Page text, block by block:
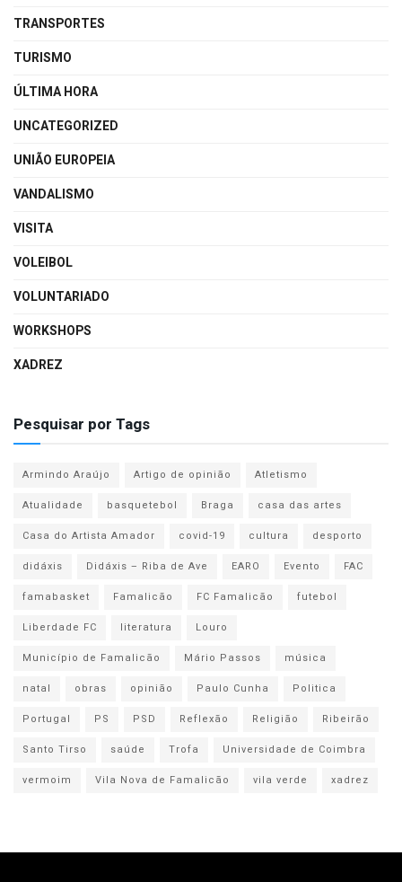
TRANSPORTES
TURISMO
ÚLTIMA HORA
UNCATEGORIZED
UNIÃO EUROPEIA
VANDALISMO
VISITA
VOLEIBOL
VOLUNTARIADO
WORKSHOPS
XADREZ
Pesquisar por Tags
Armindo Araújo Artigo de opinião
Atletismo
Atualidade
basquetebol Braga
casa das artes
Casa do Artista Amador
covid-19 cultura
desporto
didáxis
Didáxis – Riba de Ave EARO Evento
FAC
famabasket
Famalicão FC Famalicão
futebol
Liberdade FC
literatura
Louro
Município de Famalicão
Mário Passos
música
natal
obras opinião Paulo Cunha
Politica
Portugal
PS PSD Reflexão Religião
Ribeirão
Santo Tirso
saúde Trofa
Universidade de Coimbra
vermoim
Vila Nova de Famalicão vila verde xadrez